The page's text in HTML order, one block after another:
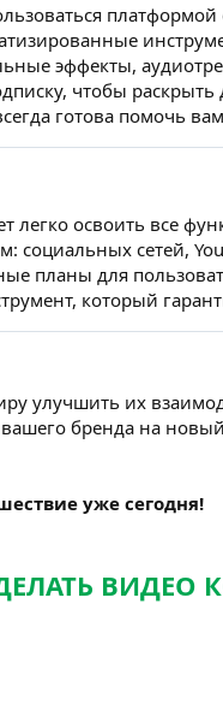
эффекты,
чтобы
готова помочь
легко освоить все
социальных сетей,
планы для
который
улучшить их
бренда на
уже сегодня!
ВИДЕО